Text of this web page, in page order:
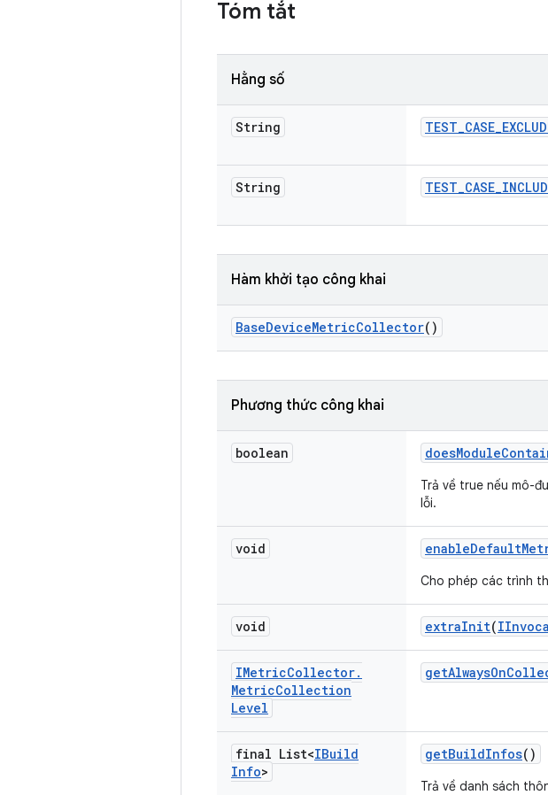
Tóm tắt
Hằng số
String TEST_CASE_
String TEST_CASE_
Hàm khởi tạo công khai
BaseDeviceMetricCollector()
Phương thức công khai
boolean doesModule
Trả về true nếu mô-
lỗi.
void enableDefault
Cho phép các trình
void extraInit(
IMetricCollector.
MetricCollection
Level
getAlwaysOn
final List<IBuild
Info>
getBuildInfos()
Trả về danh sách